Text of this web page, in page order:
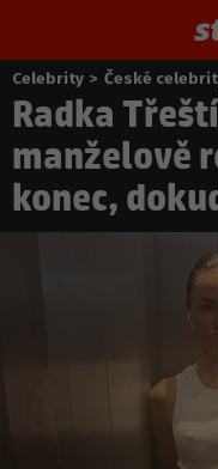
Nacházíte
se
zde:
Celebrity > České
Radka
manželově
konec,